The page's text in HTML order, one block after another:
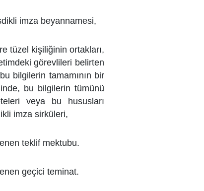
imza beyannamesi,
tüzel kişiliğinin ortakları,
görevlileri belirten
bilgilerin tamamının bir
bu bilgilerin tümünü
veya bu
hususları
imza sirküleri,
teklif mektubu.
geçici teminat.